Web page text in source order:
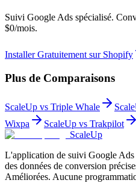
Suivi Google Ads spécialisé.
$0/mois.
Installer Gratuitement sur Shopify
Plus de Comparaisons
ScaleUp vs Triple Whale
Wixpa
ScaleUp vs Trakpilot
ScaleUp
L'application de suivi Google
des données de conversion
Améliorées. Aucune